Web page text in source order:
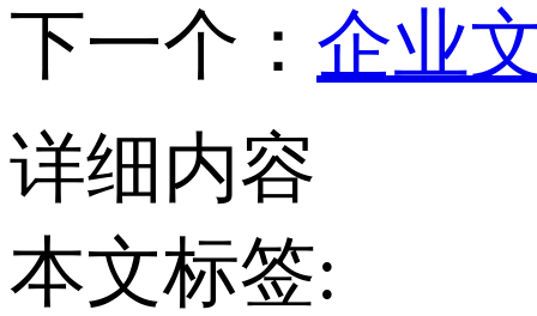
下一个： 企业
详细内容
本文标签: